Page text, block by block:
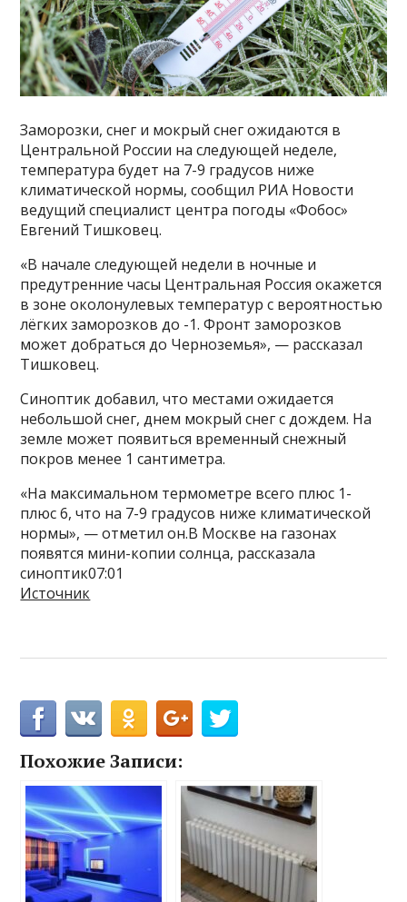
Заморозки, снег и мокрый снег ожидаются в
Центральной России на следующей неделе,
температура будет на 7-9 градусов ниже
климатической нормы, сообщил РИА Новости
ведущий специалист центра погоды «Фобос»
Евгений Тишковец.
«В начале следующей недели в ночные и
предутренние часы Центральная Россия окажется
в зоне околонулевых температур с вероятностью
лёгких заморозков до -1. Фронт заморозков
может добраться до Черноземья», — рассказал
Тишковец.
Синоптик добавил, что местами ожидается
небольшой снег, днем мокрый снег с дождем. На
земле может появиться временный снежный
покров менее 1 сантиметра.
«На максимальном термометре всего плюс 1-
плюс 6, что на 7-9 градусов ниже климатической
нормы», — отметил он.В Москве на газонах
появятся мини-копии солнца, рассказала
синоптик07:01
Источник
Похожие Записи: